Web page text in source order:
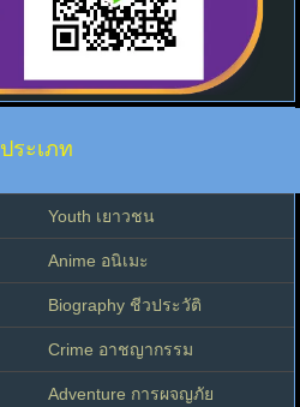
ประเภท
Youth เยาวชน
Anime อนิเมะ
Biography ชีวประวัติ
Crime อาชญากรรม
Adventure การผจญภัย